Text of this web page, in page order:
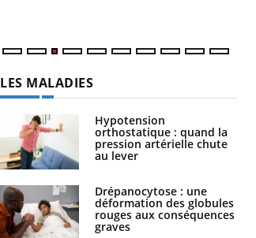
LES MALADIES
Hypotension
orthostatique : quand la
pression artérielle chute
au lever
Drépanocytose : une
déformation des globules
rouges aux conséquences
graves